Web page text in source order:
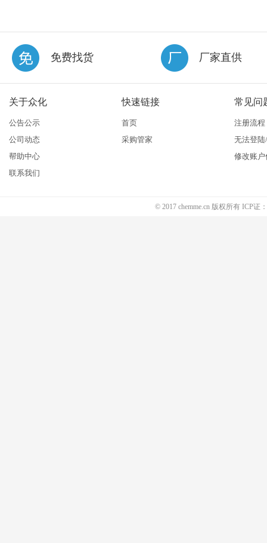
免费找货 厂家直供
关于众化
公告公示
公司动态
帮助中心
联系我们
快速链接
首页
采购管家
常见问
注册流程
无法登
修改账户
© 2017 chemme.cn 版权所有 ICP证：